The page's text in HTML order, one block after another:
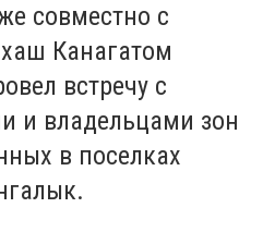
совместно с
Канагатом
встречу с
и владельцами зон
в поселках